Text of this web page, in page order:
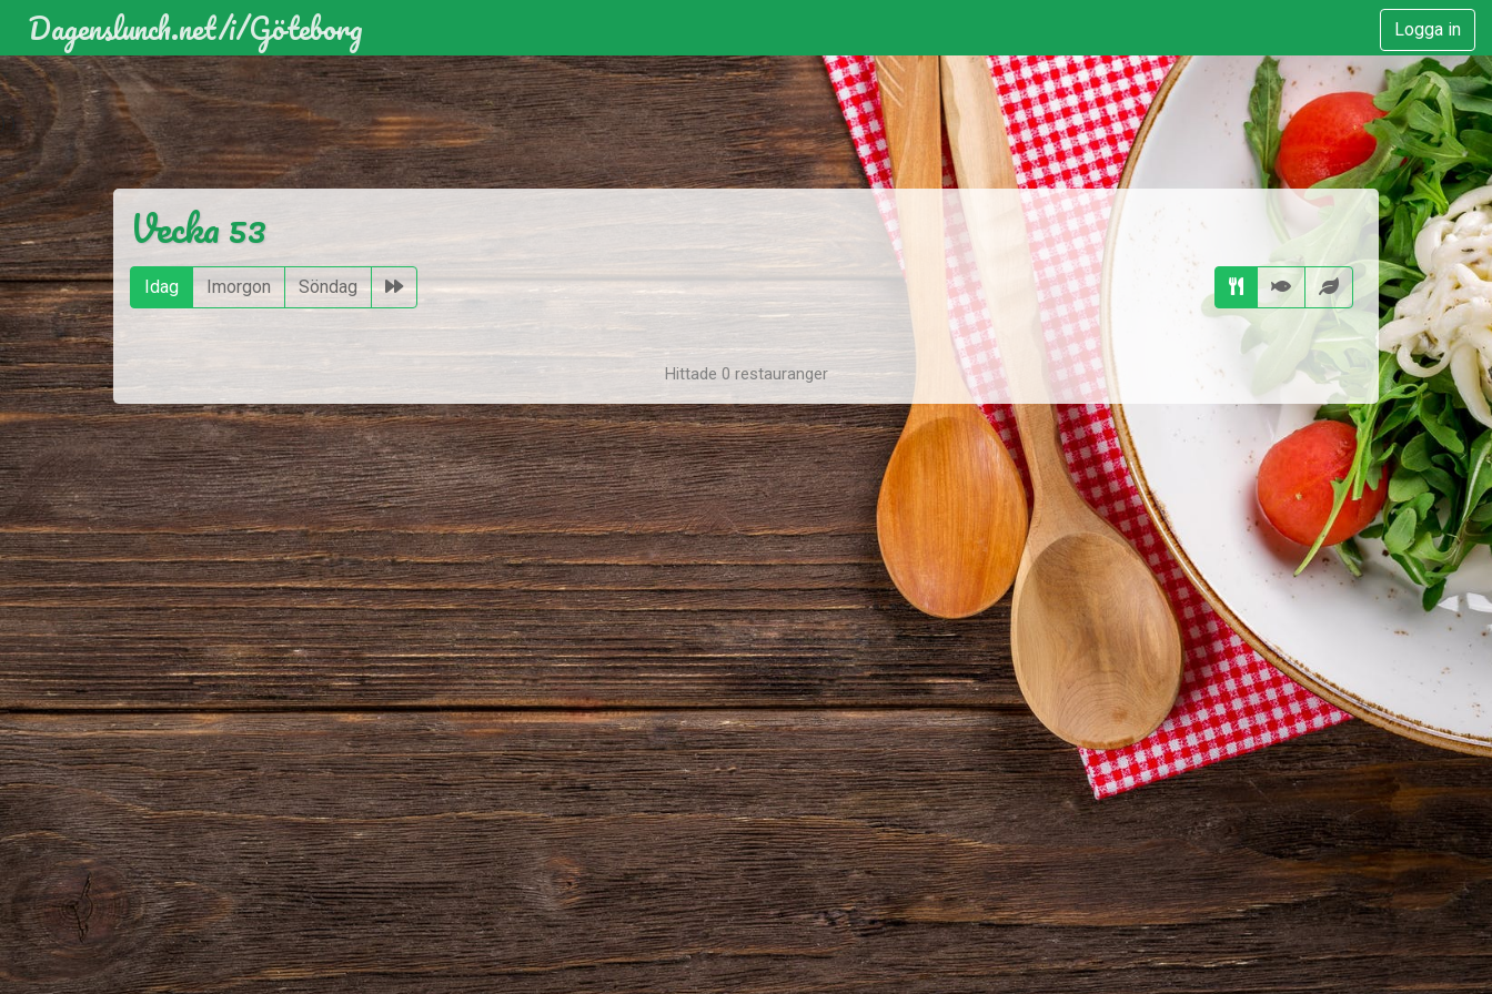
Dagenslunch.net/i/Göteborg Logga in
))
Vecka 53
Idag Imorgon Söndag
Hittade 0 restauranger